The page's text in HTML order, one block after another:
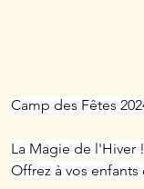
Camp des Fêtes
La Magie de l'Hiver !
Offrez à vos